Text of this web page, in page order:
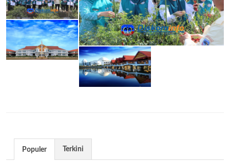
Populer Terkini